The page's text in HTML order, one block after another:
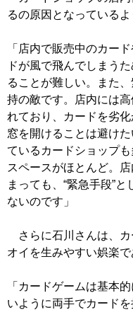
るの原因となっているよ
「店内で販売中のカー
ドが風で飛んでしまう
ることが難しい。また
持の敵です。店内には
れており、カードを劣化
窓を開けることは避け
ているカードショップ
スペースがほとんど。
まっても、“緊急手段”
ないのです」
さらに石川さんは、カ
オイを生みやすい娯楽で
「カードゲームは基本
いように両手でカード